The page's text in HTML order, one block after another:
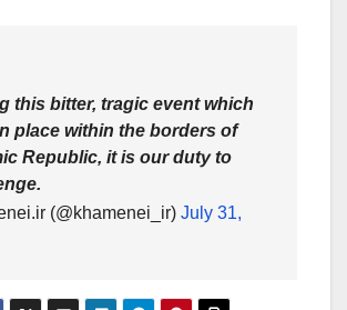
this bitter, tragic event which
place within the borders of
Republic, it is our duty to
(@khamenei_ir) July 31,